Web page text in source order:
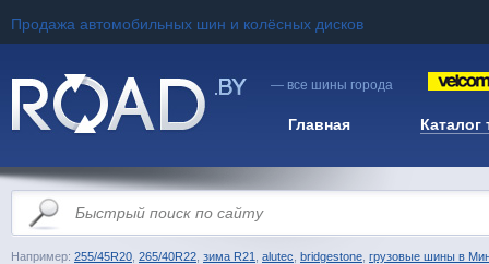
Продажа автомобильных шин и колёсных дисков
— все шины города
Главная Каталог
Например: 255/45R20 265/40R22 зима R21 alutec bridgestone грузовые шины в